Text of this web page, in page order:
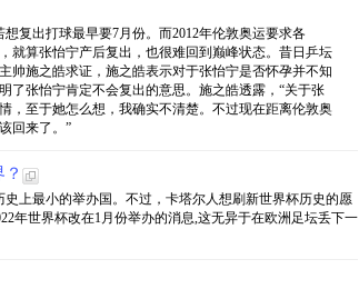
复出打球最早要7月份。而2012年伦敦奥运要求各
就算张怡宁产后复出，也很难回到巅峰状态。昔日乒坛
帅施之皓求证，施之皓表示对于张怡宁是否怀孕并不知
了张怡宁肯定不会复出的意思。施之皓透露，“关于张
，至于她怎么想，我确实不清楚。不过现在距离伦敦奥
回来了。”
上最小的举办国。不过，卡塔尔人想刷新世界杯历史的愿
年世界杯改在1月份举办的消息,这无异于在欧洲足坛丢下一